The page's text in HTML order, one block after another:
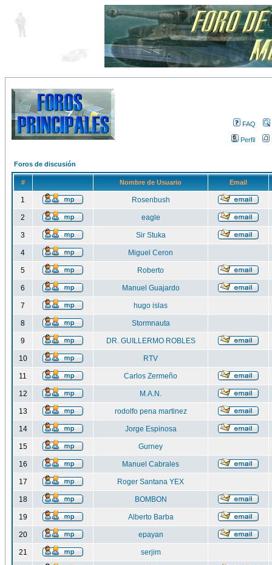
FAQ
Perfil
Foros de discusión
# Nombre de Usuario Email
1 Rosenbush
2 eagle
3 Sir Stuka
4 Miguel Ceron
5 Roberto
6 Manuel Guajardo
7 hugo islas
8 Stormnauta
9 DR. GUILLERMO ROBLES
10 RTV
11 Carlos Zermeño
12 M.A.N.
13 rodolfo pena martinez
14 Jorge Espinosa
15 Gurney
16 Manuel Cabrales
17 Roger Santana YEX
18 BOMBON
19 Alberto Barba
20 epayan
21 serjim